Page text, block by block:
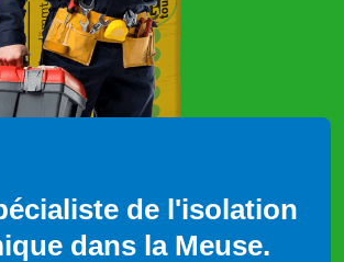
de l'isolation
dans la Meuse.